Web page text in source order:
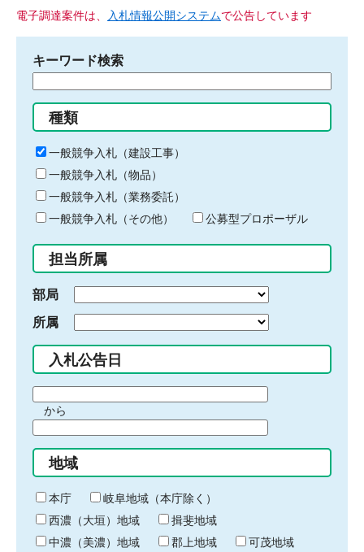
電子調達案件は、 入札情報公開システムで公告しています
キーワード検索
る
キ
ー
ワ
ー
ド
入
力
種類
一般競争入札（建設工事）
一般競争入札（物品）
一般競争入札（業務委託）
一般競争入札（その他）
公募型プロポーザル
担当所属
部局
所属
入札公告日
間
始
り
から
間
終
わ
り
地域
本庁
岐阜地域（本庁除く）
西濃（大垣）地域
揖斐地域
中濃（美濃）地域
郡上地域
可茂地域